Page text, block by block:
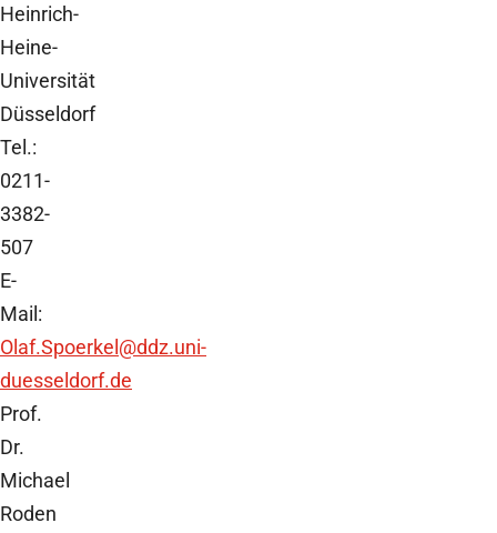
Heinrich-
Heine-
Universität
Düsseldorf
Tel.:
0211-
3382-
507
E-
Mail:
Olaf.Spoerkel@ddz.uni-
duesseldorf.de
Prof.
Dr.
Michael
Roden